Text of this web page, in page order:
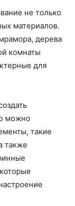
не только
материалов.
дерева
комнаты
для
можно
такие
также